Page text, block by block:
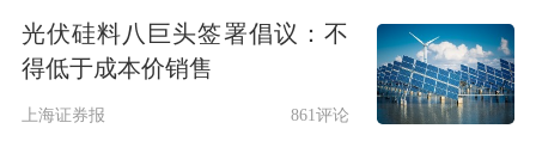
两市半日合计成交12586亿。
今日要闻
光伏硅料八巨头签署倡议：不
得低于成本价销售
上海证券报 861评论